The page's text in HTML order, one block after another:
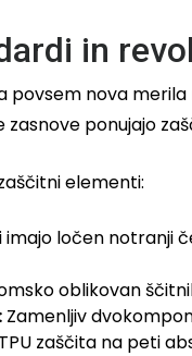
in
povsem nova
zasnove ponujajo
elementi:
imajo ločen notranji
oblikovan
Zamenljiv
TPU zaščita na peti